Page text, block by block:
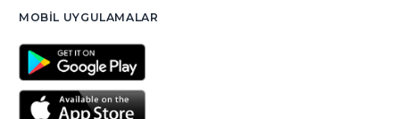
MOBIL UYGULAMALAR